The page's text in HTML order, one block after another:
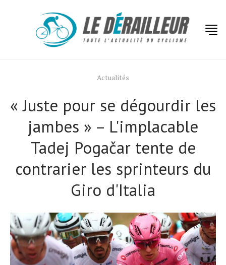
Actualités
« Juste pour se dégourdir les
jambes » – L'implacable
Tadej Pogačar tente de
contrarier les sprinteurs du
Giro d'Italia